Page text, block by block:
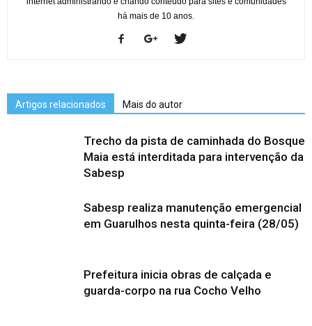
há mais de 10 anos.
Artigos relacionados Mais do autor
Trecho da pista de caminhada do Bosque
Maia está interditada para intervenção da
Sabesp
Sabesp realiza manutenção emergencial
em Guarulhos nesta quinta-feira (28/05)
Prefeitura inicia obras de calçada e
guarda-corpo na rua Cocho Velho